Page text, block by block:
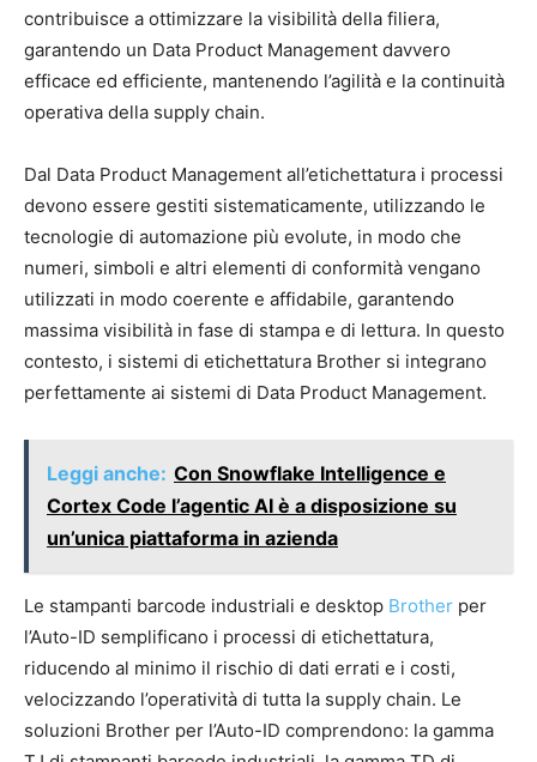
contribuisce a ottimizzare la visibilità della filiera,
garantendo un Data Product Management davvero
efficace ed efficiente, mantenendo l’agilità e la continuità
operativa della supply chain.
Dal Data Product Management all’etichettatura i processi
devono essere gestiti sistematicamente, utilizzando le
tecnologie di automazione più evolute, in modo che
numeri, simboli e altri elementi di conformità vengano
utilizzati in modo coerente e affidabile, garantendo
massima visibilità in fase di stampa e di lettura. In questo
contesto, i sistemi di etichettatura Brother si integrano
perfettamente ai sistemi di Data Product Management.
Leggi anche: Con Snowflake Intelligence e
Cortex Code l’agentic AI è a disposizione su
un’unica piattaforma in azienda
Le stampanti barcode industriali e desktop Brother per
l’Auto-ID semplificano i processi di etichettatura,
riducendo al minimo il rischio di dati errati e i costi,
velocizzando l’operatività di tutta la supply chain. Le
soluzioni Brother per l’Auto-ID comprendono: la gamma